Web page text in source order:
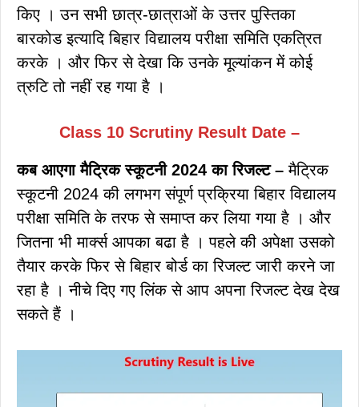
किए । उन सभी छात्र-छात्राओं के उत्तर पुस्तिका
बारकोड इत्यादि बिहार विद्यालय परीक्षा समिति एकत्रित
करके । और फिर से देखा कि उनके मूल्यांकन में कोई
त्रुटि तो नहीं रह गया है ।
Class 10 Scrutiny Result Date –
कब आएगा मैट्रिक स्कूटनी 2024 का रिजल्ट – मैट्रिक
स्कूटनी 2024 की लगभग संपूर्ण प्रक्रिया बिहार विद्यालय
परीक्षा समिति के तरफ से समाप्त कर लिया गया है । और
जितना भी मार्क्स आपका बढा है । पहले की अपेक्षा उसको
तैयार करके फिर से बिहार बोर्ड का रिजल्ट जारी करने जा
रहा है । नीचे दिए गए लिंक से आप अपना रिजल्ट देख देख
सकते हैं ।